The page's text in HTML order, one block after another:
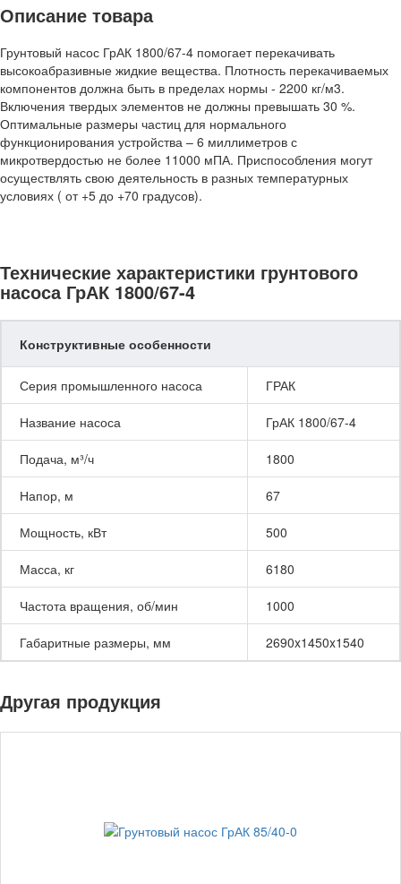
Описание товара
Грунтовый насос ГрАК 1800/67-4 помогает перекачивать
высокоабразивные жидкие вещества. Плотность перекачиваемых
компонентов должна быть в пределах нормы - 2200 кг/м3.
Включения твердых элементов не должны превышать 30 %.
Оптимальные размеры частиц для нормального
функционирования устройства – 6 миллиметров с
микротвердостью не более 11000 мПА. Приспособления могут
осуществлять свою деятельность в разных температурных
условиях ( от +5 до +70 градусов).
Технические характеристики грунтового
насоса ГрАК 1800/67-4
Конструктивные особенности
Серия промышленного насоса ГРАК
Название насоса ГрАК 1800/67-4
Подача, м³/ч 1800
Напор, м 67
Мощность, кВт 500
Масса, кг 6180
Частота вращения, об/мин 1000
Габаритные размеры, мм 2690x1450x1540
Другая продукция